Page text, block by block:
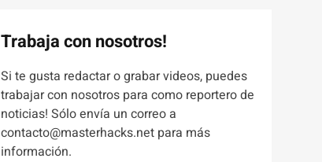
Trabaja con nosotros!
Si te gusta redactar o grabar videos, puedes
trabajar con nosotros para como reportero de
noticias! Sólo envía un correo a
contacto@masterhacks.net para más
información.